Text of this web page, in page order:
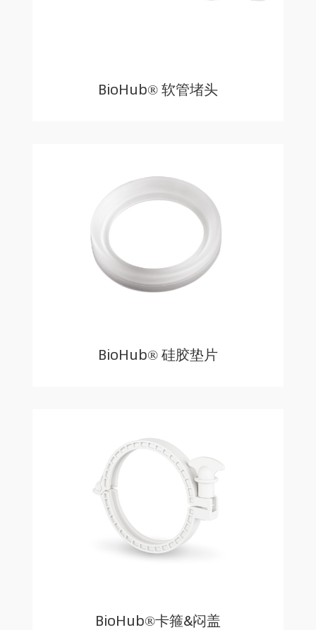
BioHub® 软管堵头
BioHub® 硅胶垫片
BioHub®卡箍&闷盖